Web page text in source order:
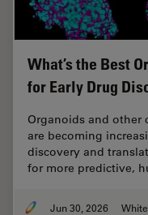
What’s the Best
for Early Drug
Organoids and other
are becoming
discovery and
for more predictive,
Jun 30, 2026